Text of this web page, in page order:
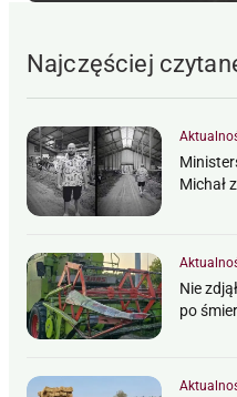
Najczęściej
Michał
Nie
po